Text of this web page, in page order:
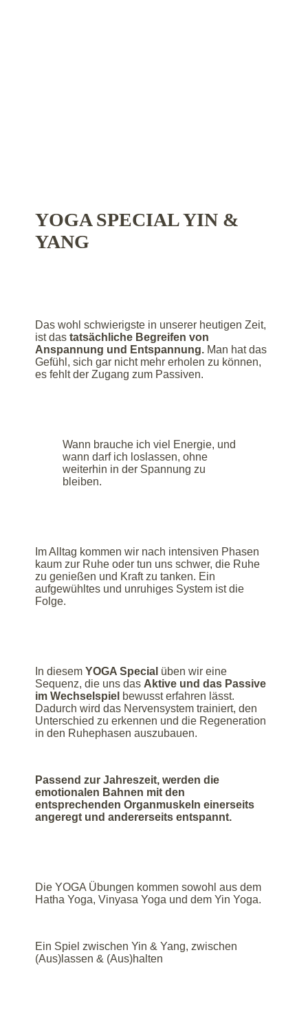
YOGA SPECIAL YIN &
YANG
Das wohl schwierigste in unserer heutigen Zeit,
ist dastatsächliche Begreifen von
Anspannung und Entspannung. Man hat das
Gefühl, sich gar nicht mehr erholen zu können,
es fehlt der Zugang zum Passiven.
Wann brauche ich viel Energie, und
wann darf ich loslassen, ohne
weiterhin in der Spannung zu
bleiben.
Im Alltag kommen wir nach intensiven Phasen
kaum zur Ruhe oder tun uns schwer, die Ruhe
zu genießen und Kraft zu tanken. Ein
aufgewühltes und unruhiges System ist die
Folge.
In diesemYOGA Special üben wir eine
Sequenz, die uns das Aktive und das Passive
im Wechselspiel bewusst erfahren lässt.
Dadurch wird das Nervensystem trainiert, den
Unterschied zu erkennen und die Regeneration
in den Ruhephasen auszubauen.
Passend zur Jahreszeit, werden die
emotionalen Bahnen mit den
entsprechenden Organmuskeln einerseits
angeregt und andererseits entspannt.
Die YOGA Übungen kommen sowohl aus dem
Hatha Yoga, Vinyasa Yoga und dem Yin Yoga.
Ein Spiel zwischen Yin & Yang, zwischen
(Aus)lassen & (Aus)halten